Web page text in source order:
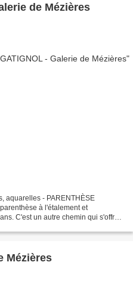
de Mézières
aquarelles - PARENTHÈSE
à l'étalement et
C'est un autre chemin qui s'offre
Mézières